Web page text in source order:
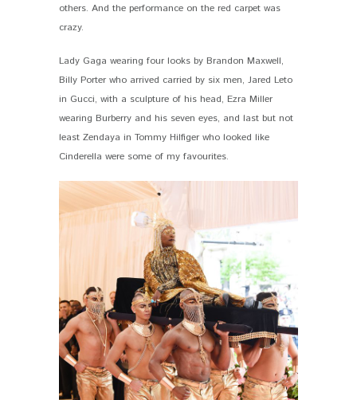
others. And the performance on the red carpet was
crazy.
Lady Gaga wearing four looks by Brandon Maxwell,
Billy Porter who arrived carried by six men, Jared Leto
in Gucci, with a sculpture of his head, Ezra Miller
wearing Burberry and his seven eyes, and last but not
least Zendaya in Tommy Hilfiger who looked like
Cinderella were some of my favourites.